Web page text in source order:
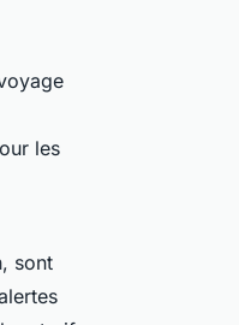
les
sont